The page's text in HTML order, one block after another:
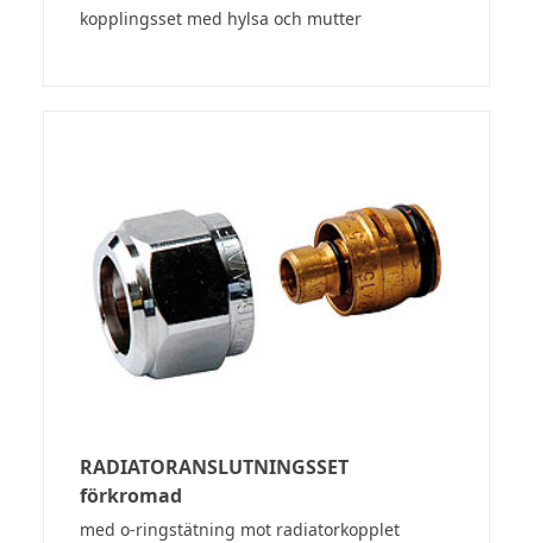
kopplingsset med hylsa och mutter
RADIATORANSLUTNINGSSET
förkromad
med o-ringstätning mot radiatorkopplet